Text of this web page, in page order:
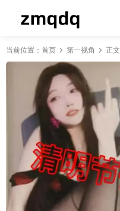
当前位置： 首页 第一视角 正文